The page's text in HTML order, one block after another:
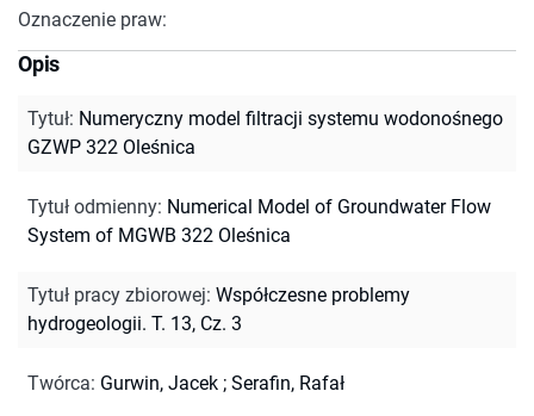
Oznaczenie praw:
Opis
Tytuł: Numeryczny model filtracji systemu wodonośnego
GZWP 322 Oleśnica
Tytuł odmienny: Numerical Model of Groundwater Flow
System of MGWB 322 Oleśnica
Tytuł pracy zbiorowej: Współczesne problemy
hydrogeologii. T. 13, Cz. 3
Twórca: Gurwin, Jacek ; Serafin, Rafał